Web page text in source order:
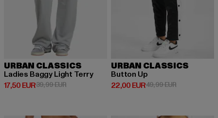
URBAN CLASSICS
Ladies Baggy Light Terry
17,50 EUR
Derzeitiger Preis: 17,50 EUR
39,99 EURAktionspreis: 39,99 EUR
URBAN CLASSICS
Button Up
22,00 EUR
Derzeitiger Preis: 22,00 EUR
49,99 EURAktionspreis: